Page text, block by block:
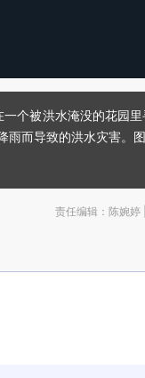
个被洪水淹没的花园
雨而导致的洪水灾害
责任编辑：陈婉婷